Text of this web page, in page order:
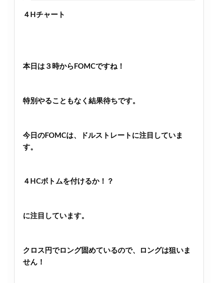
４Hチャート
本日は３時からFOMCですね！
特別やることもなく結果待ちです。
今日のFOMCは、ドルストレートに注目していま
す。
４HCボトムを付けるか！？
に注目しています。
クロス円でロング固めているので、ロングは狙いま
せん！